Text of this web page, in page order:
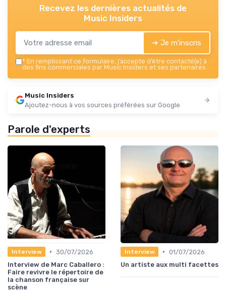
Recevez les dernières actualités de
Music Insiders
➔ Je m'inscris
* En remplissant ce formulaire, j’accepte d’être contacté(e) à
des fins commerciales par Music Insiders et ses partenaires.
Music Insiders
Ajoutez-nous à vos sources préférées sur Google
Parole d'experts
Interview • 30/07/2026
Interview de Marc Caballero :
Faire revivre le répertoire de
la chanson française sur
scène
Interview • 01/07/2026
Un artiste aux multi facettes